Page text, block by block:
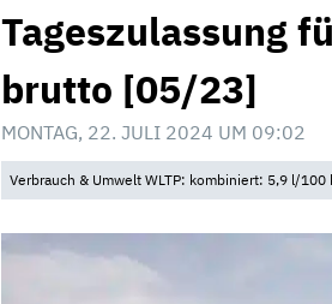
Tageszulassung
brutto [05/23]
MONTAG, 22. JULI 2024 UM 09:02
Verbrauch & Umwelt WLTP: kombiniert: 5,9 l/